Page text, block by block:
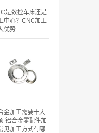
是数控车床还是
中心？CNC加工
优势
金加工需要十大
铝合金零配件加
见加工方式有哪